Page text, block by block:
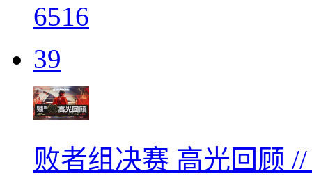
6516
39
败者组决赛 高光回顾